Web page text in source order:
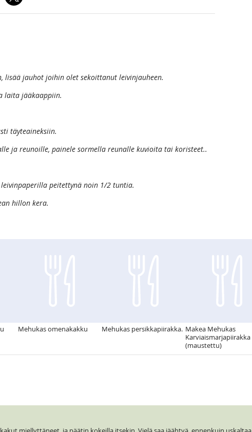
lisää jauhot joihin olet sekoittanut leivinjauheen.
laita jääkaappiin.
täyteaineksiin.
ja reunoille, painele sormella reunalle kuvioita tai koristeet..
peitettynä noin 1/2 tuntia.
hillon kera.
Mehukas omenakakku Mehukas persikkapiirakka. Makea Mehukas
Karviaismarjapiirakka
(maustettu)